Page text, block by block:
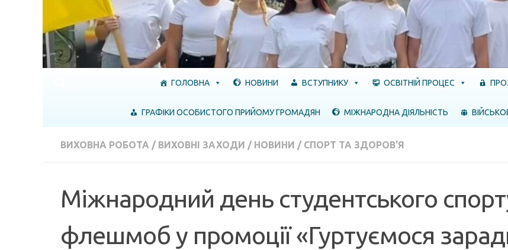
ГОЛОВНА НОВИНИ ВСТУПНИКУ ОСВІТНІЙ ПРОЦЕС
ГРАФІКИ ОСОБИСТОГО ПРИЙОМУ ГРОМАДЯН МІЖНАРОДНА ДІЯЛЬНІСТЬ
ВИХОВНА РОБОТА / ВИХОВНІ ЗАХОДИ / НОВИНИ / СПОРТ ТА ЗДОРОВ'Я
Міжнародний день студентського
флешмоб у промоції «Гуртуємося